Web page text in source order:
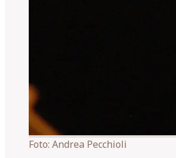
Foto: Andrea Pecchioli